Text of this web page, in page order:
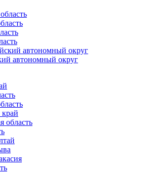
автономный округ
автономный округ
область